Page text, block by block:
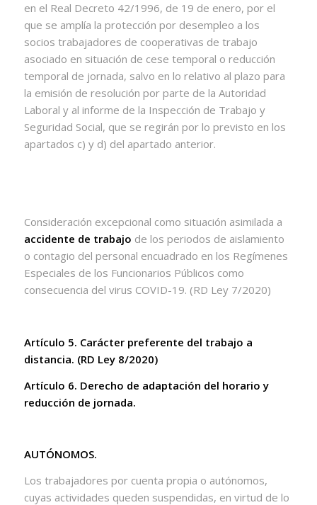
en el Real Decreto 42/1996, de 19 de enero, por el
que se amplía la protección por desempleo a los
socios trabajadores de cooperativas de trabajo
asociado en situación de cese temporal o reducción
temporal de jornada, salvo en lo relativo al plazo para
la emisión de resolución por parte de la Autoridad
Laboral y al informe de la Inspección de Trabajo y
Seguridad Social, que se regirán por lo previsto en los
apartados c) y d) del apartado anterior.
Consideración excepcional como situación asimilada a
accidente de trabajo de los periodos de aislamiento
o contagio del personal encuadrado en los Regímenes
Especiales de los Funcionarios Públicos como
consecuencia del virus COVID-19. (RD Ley 7/2020)
Artículo 5. Carácter preferente del trabajo a
distancia. (RD Ley 8/2020)
Artículo 6. Derecho de adaptación del horario y
reducción de jornada.
AUTÓNOMOS.
Los trabajadores por cuenta propia o autónomos,
cuyas actividades queden suspendidas, en virtud de lo